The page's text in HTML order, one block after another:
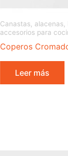
Canastas,
accesorios para
Coperos
Leer más